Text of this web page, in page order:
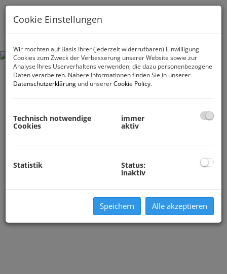
Cookie Einstellungen
Wir möchten auf Basis Ihrer (jederzeit widerrufbaren) Einwilligung
Cookies zum Zweck der Verbesserung unserer Website sowie zur
Analyse Ihres Userverhaltens verwenden, die dazu personenbezogene
Daten verarbeiten. Nähere Informationen finden Sie in unserer
Datenschutzerklärung und unsererCookie Policy.
Technisch notwendige
Cookies
immer
aktiv
Statistik Status:
inaktiv
Speichern Alle akzeptieren